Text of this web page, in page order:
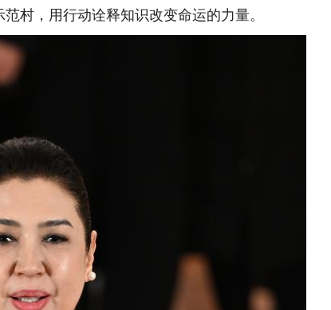
村，用行动诠释知识改变命运的力量。